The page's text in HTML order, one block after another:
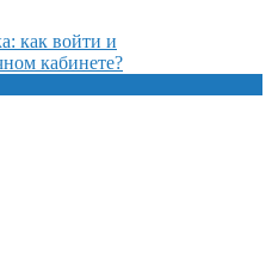
как войти и
кабинете?